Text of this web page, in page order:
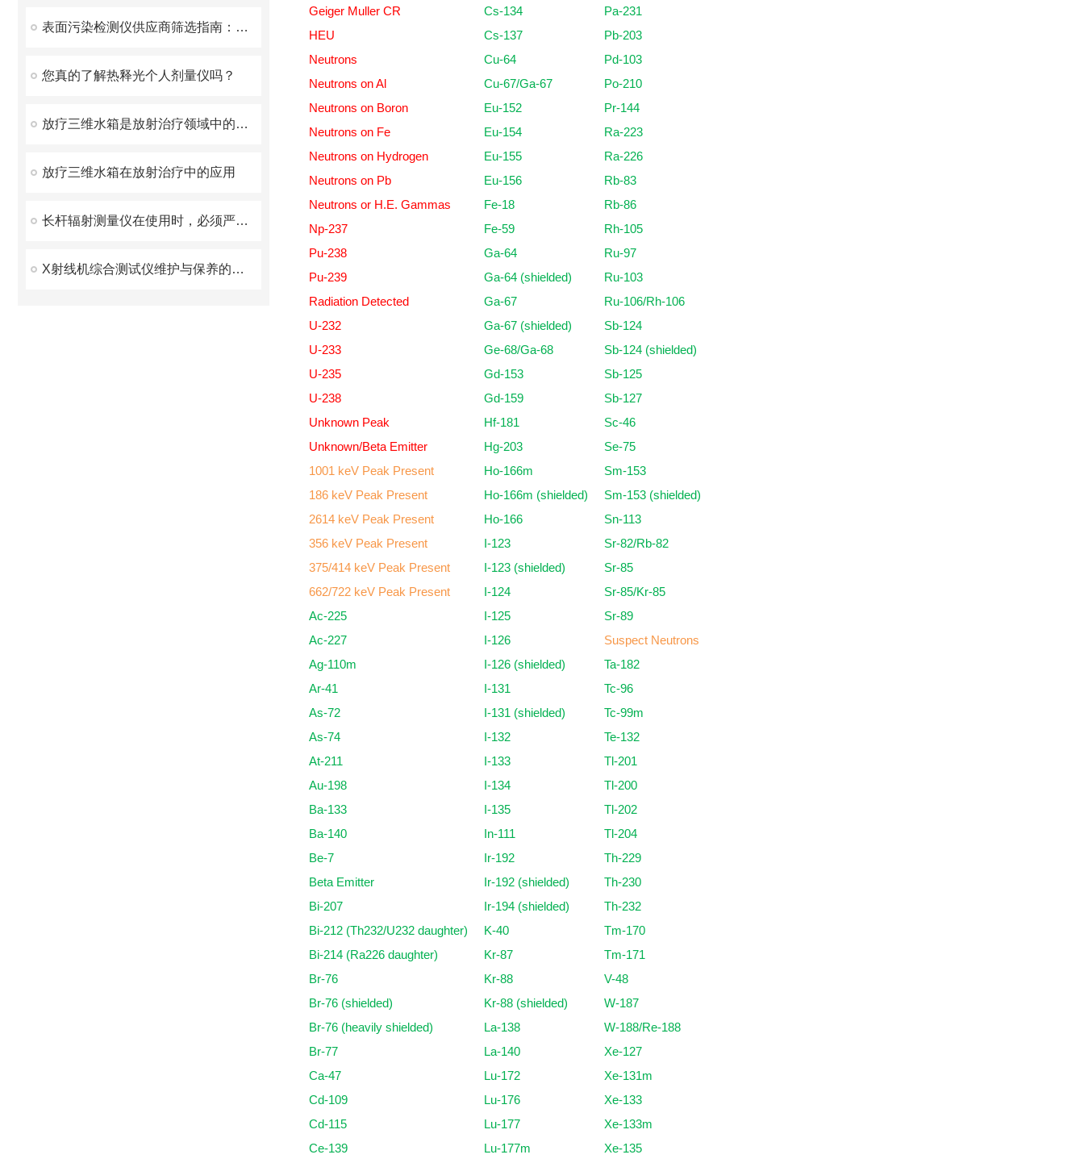
表面污染检测仪供应商筛选指南：从资质到服务的考量要点
您真的了解热释光个人剂量仪吗？
放疗三维水箱是放射治疗领域中的一种重要设备
放疗三维水箱在放射治疗中的应用
长杆辐射测量仪在使用时，必须严格遵守操作规程
X射线机综合测试仪维护与保养的基本要求
Geiger Muller CR
HEU
Neutrons
Neutrons on Al
Neutrons on Boron
Neutrons on Fe
Neutrons on Hydrogen
Neutrons on Pb
Neutrons or H.E. Gammas
Np-237
Pu-238
Pu-239
Radiation Detected
U-232
U-233
U-235
U-238
Unknown Peak
Unknown/Beta Emitter
1001 keV Peak Present
186 keV Peak Present
2614 keV Peak Present
356 keV Peak Present
375/414 keV Peak Present
662/722 keV Peak Present
Ac-225
Ac-227
Ag-110m
Ar-41
As-72
As-74
At-211
Au-198
Ba-133
Ba-140
Be-7
Beta Emitter
Bi-207
Bi-212 (Th232/U232 daughter)
Bi-214 (Ra226 daughter)
Br-76
Br-76 (shielded)
Br-76 (heavily shielded)
Br-77
Ca-47
Cd-109
Cd-115
Ce-139
Cs-134
Cs-137
Cu-64
Cu-67/Ga-67
Eu-152
Eu-154
Eu-155
Eu-156
Fe-18
Fe-59
Ga-64
Ga-64 (shielded)
Ga-67
Ga-67 (shielded)
Ge-68/Ga-68
Gd-153
Gd-159
Hf-181
Hg-203
Ho-166m
Ho-166m (shielded)
Ho-166
I-123
I-123 (shielded)
I-124
I-125
I-126
I-126 (shielded)
I-131
I-131 (shielded)
I-132
I-133
I-134
I-135
In-111
Ir-192
Ir-192 (shielded)
Ir-194 (shielded)
K-40
Kr-87
Kr-88
Kr-88 (shielded)
La-138
La-140
Lu-172
Lu-176
Lu-177
Lu-177m
Pa-231
Pb-203
Pd-103
Po-210
Pr-144
Ra-223
Ra-226
Rb-83
Rb-86
Rh-105
Ru-97
Ru-103
Ru-106/Rh-106
Sb-124
Sb-124 (shielded)
Sb-125
Sb-127
Sc-46
Se-75
Sm-153
Sm-153 (shielded)
Sn-113
Sr-82/Rb-82
Sr-85
Sr-85/Kr-85
Sr-89
Suspect Neutrons
Ta-182
Tc-96
Tc-99m
Te-132
Tl-201
Tl-200
Tl-202
Tl-204
Th-229
Th-230
Th-232
Tm-170
Tm-171
V-48
W-187
W-188/Re-188
Xe-127
Xe-131m
Xe-133
Xe-133m
Xe-135